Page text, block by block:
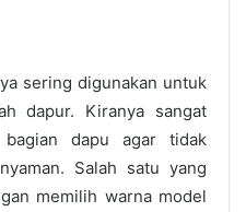
sering digunakan untuk
dapur. Kiranya sangat
dapu agar tidak
Salah satu yang
memilih warna model